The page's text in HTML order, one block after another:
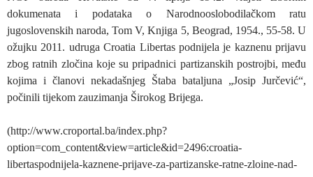
dokumenata i podataka o Narodnooslobodilačkom ratu
jugoslovenskih naroda, Tom V, Knjiga 5, Beograd, 1954., 55-58. U
ožujku 2011. udruga Croatia Libertas podnijela je kaznenu prijavu
zbog ratnih zločina koje su pripadnici partizanskih postrojbi, među
kojima i članovi nekadašnjeg Štaba bataljuna „Josip Jurčević“,
počinili tijekom zauzimanja Širokog Brijega.
(http://www.croportal.ba/index.php?
option=com_content&view=article&id=2496:croatia-
libertaspodnijela-kaznene-prijave-za-partizanske-ratne-zloine-nad-